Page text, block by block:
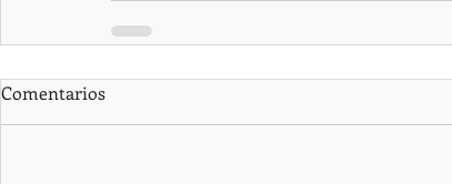
Comentarios